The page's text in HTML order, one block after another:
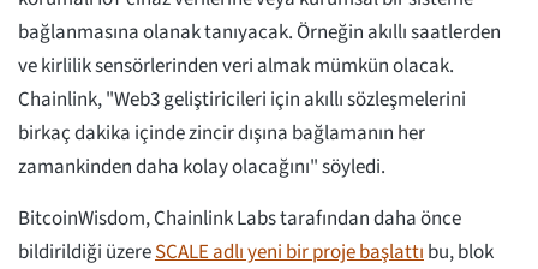
bağlanmasına olanak tanıyacak. Örneğin akıllı saatlerden
ve kirlilik sensörlerinden veri almak mümkün olacak.
Chainlink, "Web3 geliştiricileri için akıllı sözleşmelerini
birkaç dakika içinde zincir dışına bağlamanın her
zamankinden daha kolay olacağını" söyledi.
BitcoinWisdom, Chainlink Labs tarafından daha önce
bildirildiği üzereSCALE adlı yeni bir proje başlattıbu, blok